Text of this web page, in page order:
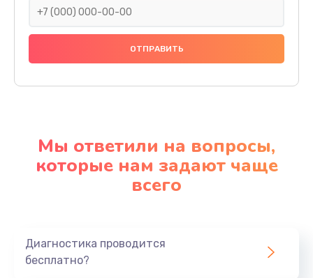
Мы ответили на вопросы,
которые нам задают чаще
всего
Диагностика проводится
бесплатно?